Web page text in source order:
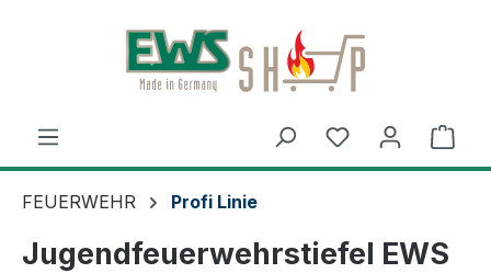
Zum Hauptinhalt springen
FEUERWEHR Profi Linie
Jugendfeuerwehrstiefel EWS